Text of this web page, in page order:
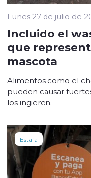
Lunes 27 de julio de
Incluido el
que
mascota
Alimentos como el
pueden causar
los ingieren.
Estafa